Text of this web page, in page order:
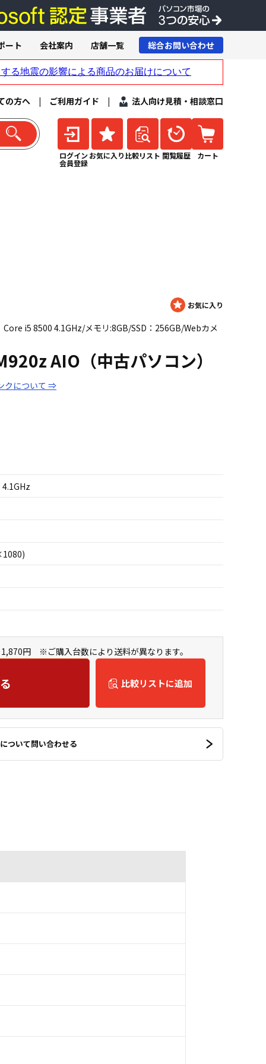
の方へ | ご利用ガイド | 法人向け見積・相談窓口
ログイン
会員登録
お気に入り 比較リスト 閲覧履歴 カート
ート 会社案内 店舗一覧 総合お問い合わせ
i5 8500 4.1GHz/メモリ:8GB/SSD：256GB/Webカメ
AIO（中古パソコン）
クについて ⇒
円 ※ご購入台数により送料が異なります。
比較リストに追加
ついて問い合わせる